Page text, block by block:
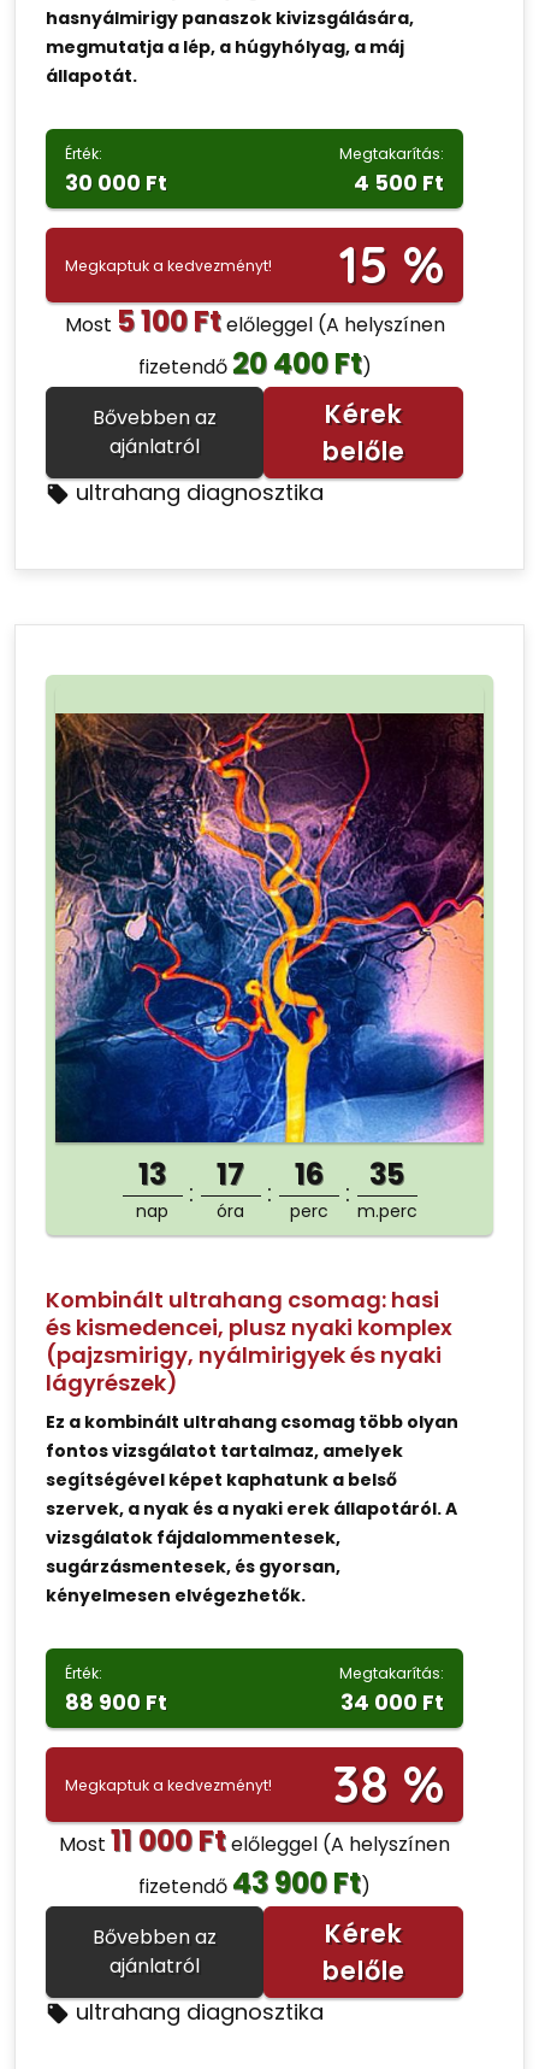
hasnyálmirigy panaszok kivizsgálására,
megmutatja a lép, a húgyhólyag, a máj
állapotát.
Érték:
30 000 Ft
Megtakarítás:
4 500 Ft
Megkaptuk a kedvezményt! 15 %
Most 5 100 Ftelőleggel (A helyszínen
fizetendő 20 400 Ft)
Bővebben az
ajánlatról
Kérek
belőle
ultrahang diagnosztika
13
nap
17
óra
16
perc
35
m.perc
Kombinált ultrahang csomag: hasi
és kismedencei, plusz nyaki komplex
(pajzsmirigy, nyálmirigyek és nyaki
lágyrészek)
Ez a kombinált ultrahang csomag több olyan
fontos vizsgálatot tartalmaz, amelyek
segítségével képet kaphatunk a belső
szervek, a nyak és a nyaki erek állapotáról. A
vizsgálatok fájdalommentesek,
sugárzásmentesek, és gyorsan,
kényelmesen elvégezhetők.
Érték:
88 900 Ft
Megtakarítás:
34 000 Ft
Megkaptuk a kedvezményt! 38 %
Most 11 000 Ftelőleggel (A helyszínen
fizetendő 43 900 Ft)
Bővebben az
ajánlatról
Kérek
belőle
ultrahang diagnosztika